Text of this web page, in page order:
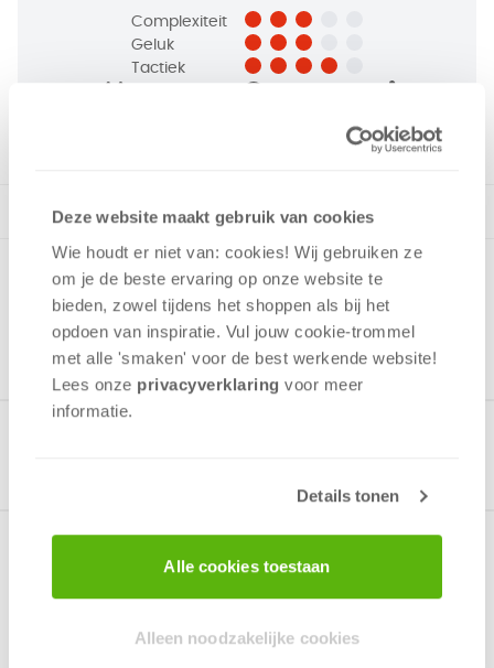
Deze website maakt gebruik van cookies
Wie houdt er niet van: cookies! Wij gebruiken ze
om je de beste ervaring op onze website te
bieden, zowel tijdens het shoppen als bij het
opdoen van inspiratie. Vul jouw cookie-trommel
met alle 'smaken' voor de best werkende website​!
Lees onze privacyverklaring voor meer
informatie.
Details tonen
Alle cookies toestaan
Alleen noodzakelijke cookies
Complexiteit
Geluk
Tactiek
Over het spel
Bijzondere Luxe editie van dit uitdagende